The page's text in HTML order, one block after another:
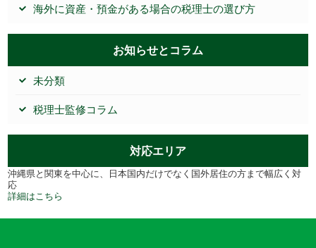
海外に資産・預金がある場合の税理士の選び方
お知らせとコラム
未分類
税理士監修コラム
対応エリア
沖縄県と関東を中心に、日本国内だけでなく国外居住の方まで幅広く対
応
詳細はこちら